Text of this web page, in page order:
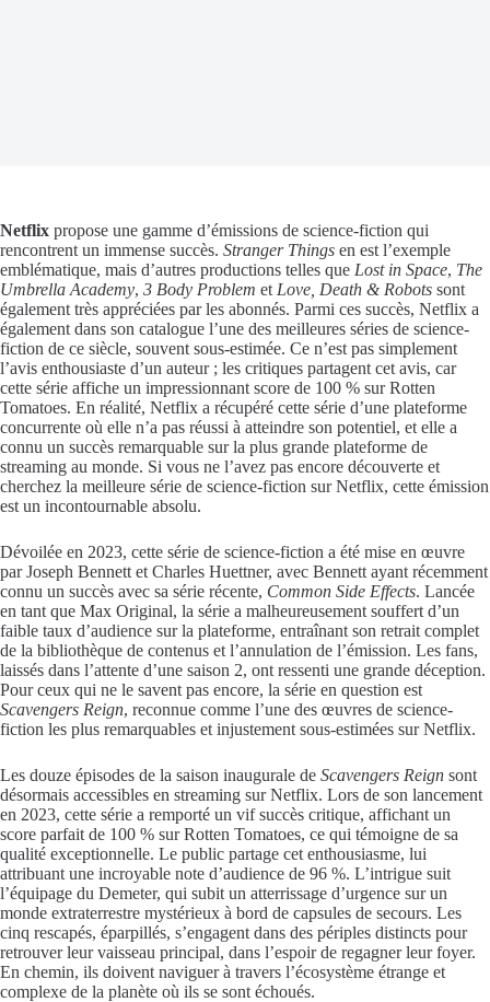
Netflix propose une gamme d’émissions de science-fiction qui
rencontrent un immense succès. Stranger Things en est l’exemple
emblématique, mais d’autres productions telles que Lost in Space, The
Umbrella Academy, 3 Body Problem et Love, Death & Robots sont
également très appréciées par les abonnés. Parmi ces succès, Netflix a
également dans son catalogue l’une des meilleures séries de science-
fiction de ce siècle, souvent sous-estimée. Ce n’est pas simplement
l’avis enthousiaste d’un auteur ; les critiques partagent cet avis, car
cette série affiche un impressionnant score de 100 % sur Rotten
Tomatoes. En réalité, Netflix a récupéré cette série d’une plateforme
concurrente où elle n’a pas réussi à atteindre son potentiel, et elle a
connu un succès remarquable sur la plus grande plateforme de
streaming au monde. Si vous ne l’avez pas encore découverte et
cherchez la meilleure série de science-fiction sur Netflix, cette émission
est un incontournable absolu.
Dévoilée en 2023, cette série de science-fiction a été mise en œuvre
par Joseph Bennett et Charles Huettner, avec Bennett ayant récemment
connu un succès avec sa série récente, Common Side Effects. Lancée
en tant que Max Original, la série a malheureusement souffert d’un
faible taux d’audience sur la plateforme, entraînant son retrait complet
de la bibliothèque de contenus et l’annulation de l’émission. Les fans,
laissés dans l’attente d’une saison 2, ont ressenti une grande déception.
Pour ceux qui ne le savent pas encore, la série en question est
Scavengers Reign, reconnue comme l’une des œuvres de science-
fiction les plus remarquables et injustement sous-estimées sur Netflix.
Les douze épisodes de la saison inaugurale de Scavengers Reign sont
désormais accessibles en streaming sur Netflix. Lors de son lancement
en 2023, cette série a remporté un vif succès critique, affichant un
score parfait de 100 % sur Rotten Tomatoes, ce qui témoigne de sa
qualité exceptionnelle. Le public partage cet enthousiasme, lui
attribuant une incroyable note d’audience de 96 %. L’intrigue suit
l’équipage du Demeter, qui subit un atterrissage d’urgence sur un
monde extraterrestre mystérieux à bord de capsules de secours. Les
cinq rescapés, éparpillés, s’engagent dans des périples distincts pour
retrouver leur vaisseau principal, dans l’espoir de regagner leur foyer.
En chemin, ils doivent naviguer à travers l’écosystème étrange et
complexe de la planète où ils se sont échoués.